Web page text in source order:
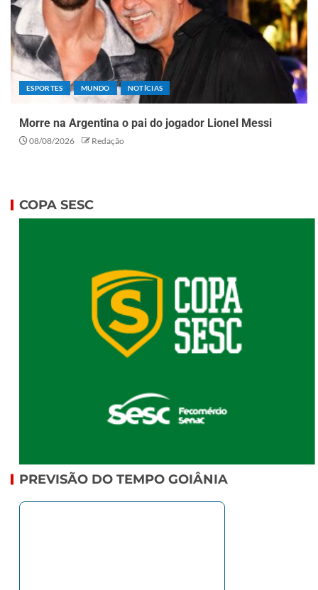
ESPORTES MUNDO NOTÍCIAS
Morre na Argentina o pai do jogador Lionel Messi
08/08/2026 Redação
COPA SESC
PREVISÃO DO TEMPO GOIÂNIA